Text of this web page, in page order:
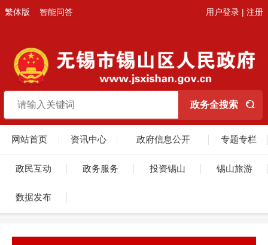
繁体版 智能问答 用户登录 | 注册
网站首页 资讯中心 政府信息公开 专题专栏
政民互动 政务服务 投资锡山 锡山旅游
数据发布